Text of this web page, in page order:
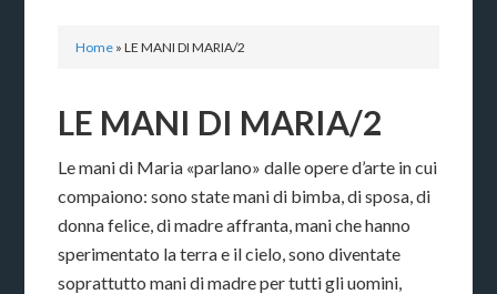
Home »LE MANI DI MARIA/2
LE MANI DI MARIA/2
Le mani di Maria «parlano» dalle opere d’arte in cui
compaiono: sono state mani di bimba, di sposa, di
donna felice, di madre affranta, mani che hanno
sperimentato la terra e il cielo, sono diventate
soprattutto mani di madre per tutti gli uomini,